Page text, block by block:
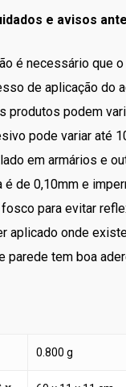
e avisos
é necessário que
de aplicação do
produtos podem
pode variar até
em armários e
é de 0,10mm e
para evitar
aplicado onde
parede tem boa
0.800 g